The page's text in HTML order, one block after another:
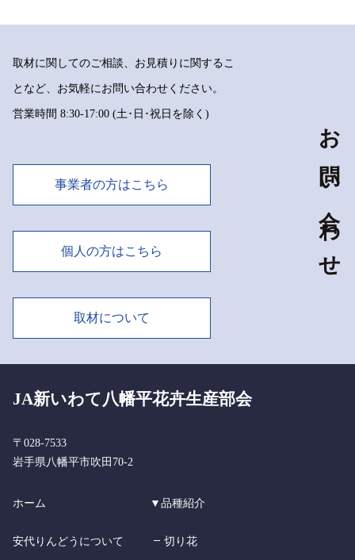
取材に関してのご相談、お見積りに関するこ
となど、お気軽にお問い合わせください。
営業時間 8:30-17:00 (土･日･祝日を除く)
事業者の方はこちら
個人の方はこちら
取材について
お問い合わせ
JA新いわて八幡平花卉生産部会
〒028-7533
岩手県八幡平市吹田70-2
ホーム
安代りんどうについて
▼品種紹介
切り花